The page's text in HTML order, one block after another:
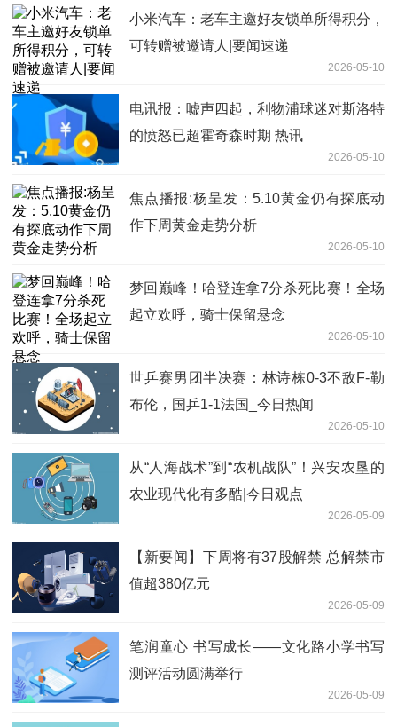
小米汽车：老车主邀好友锁单所得积分，
可转赠被邀请人|要闻速递
2026-05-10
电讯报：嘘声四起，利物浦球迷对斯洛特
的愤怒已超霍奇森时期 热讯
2026-05-10
焦点播报:杨呈发：5.10黄金仍有探底动
作下周黄金走势分析
2026-05-10
梦回巅峰！哈登连拿7分杀死比赛！全场
起立欢呼，骑士保留悬念
2026-05-10
世乒赛男团半决赛：林诗栋0-3不敌F-勒
布伦，国乒1-1法国_今日热闻
2026-05-10
从“人海战术”到“农机战队”！兴安农垦的
农业现代化有多酷|今日观点
2026-05-09
【新要闻】下周将有37股解禁 总解禁市
值超380亿元
2026-05-09
笔润童心 书写成长——文化路小学书写
测评活动圆满举行
2026-05-09